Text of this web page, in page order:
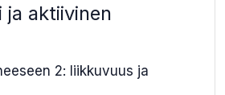
ja aktiivinen
2: liikkuvuus ja